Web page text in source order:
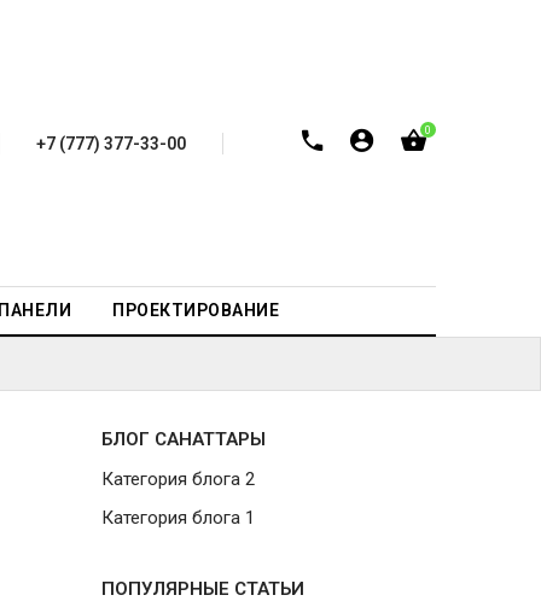
+7 (777) 377-33-00
0
ПРОЕКТИРОВАНИЕ
БЛОГ САНАТТАРЫ
Категория блога 2
Категория блога 1
ПОПУЛЯРНЫЕ СТАТЬИ